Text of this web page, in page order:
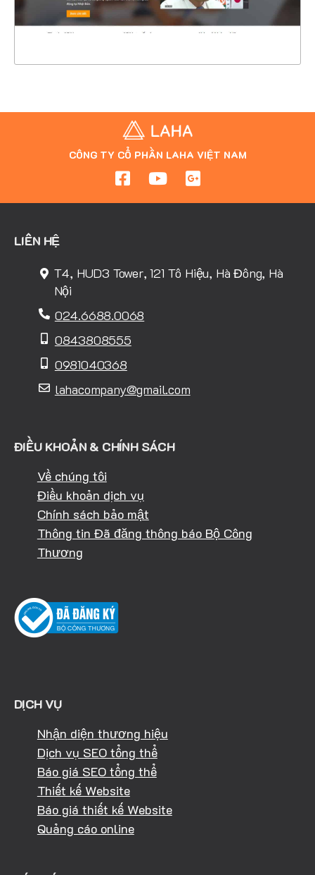
XEM THỰC TẾ
CÔNG TY CỔ PHẦN LAHA VIỆT NAM
LIÊN HỆ
T4, HUD3 Tower, 121 Tô Hiệu, Hà Đông, Hà
Nội
024.6688.0068
0843808555
0981040368
lahacompany@gmail.com
ĐIỀU KHOẢN & CHÍNH SÁCH
Về chúng tôi
Điều khoản dịch vụ
Chính sách bảo mật
Thông tin Đã đăng thông báo Bộ Công
Thương
DỊCH VỤ
Nhận diện thương hiệu
Dịch vụ SEO tổng thể
Báo giá SEO tổng thể
Thiết kế Website
Báo giá thiết kế Website
Quảng cáo online